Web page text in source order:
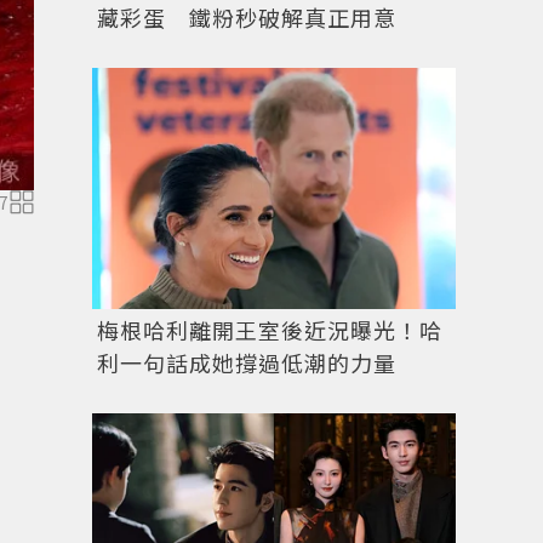
7 圖／達志影像
藏彩蛋 鐵粉秒破解真正用意
梅根哈利離開王室後近況曝光！哈
利一句話成她撐過低潮的力量